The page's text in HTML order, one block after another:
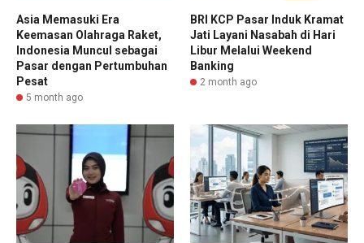
Asia Memasuki Era
Keemasan Olahraga Raket,
Indonesia Muncul sebagai
Pasar dengan Pertumbuhan
Pesat
5 month ago
BRI KCP Pasar Induk Kramat
Jati Layani Nasabah di Hari
Libur Melalui Weekend
Banking
2 month ago